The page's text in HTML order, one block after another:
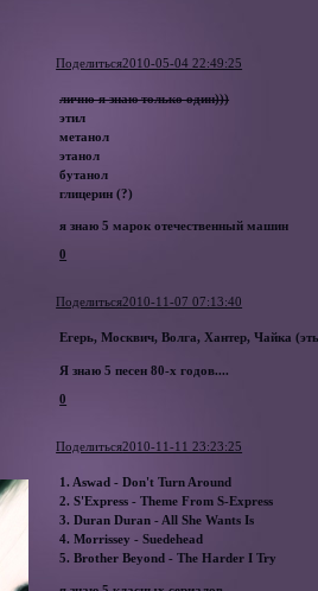
Поделиться2010-05-04 22:49:25
лично я знаю только один)))
этил
метанол
этанол
бутанол
глицерин (?)
я знаю 5 марок отечественный машин
0
Поделиться2010-11-07 07:13:40
Егерь, Москвич, Волга, Хантер, Чайка
Я знаю 5 песен 80-х годов....
0
Поделиться2010-11-11 23:23:25
1. Aswad - Don't Turn Around
2. S'Express - Theme From S-Express
3. Duran Duran - All She Wants Is
4. Morrissey - Suedehead
5. Brother Beyond - The Harder I Try